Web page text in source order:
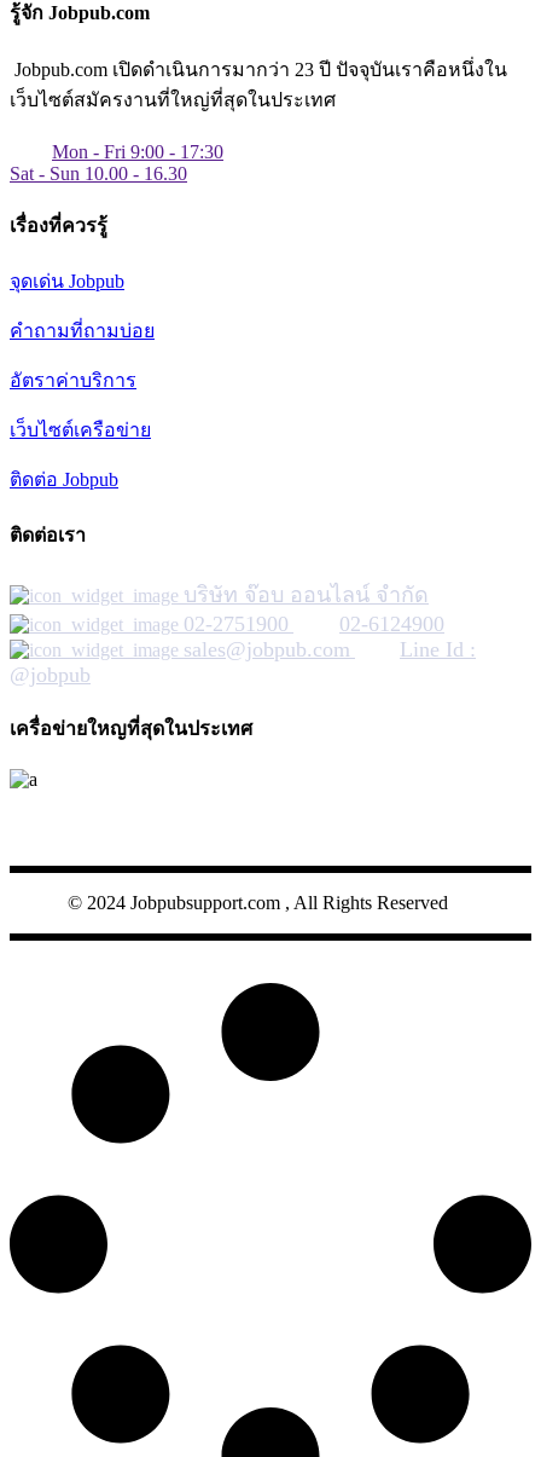
รู้จัก Jobpub.com
Jobpub.com เปิดดำเนินการมากว่า 23 ปี ปัจจุบันเราคือหนึ่งใน
เว็บไซต์สมัครงานที่ใหญ่ที่สุดในประเทศ
Mon - Fri 9:00 - 17:30
Sat - Sun 10.00 - 16.30
เรื่องที่ควรรู้
จุดเด่น Jobpub
คำถามที่ถามบ่อย
อัตราค่าบริการ
เว็บไซต์เครือข่าย
ติดต่อ Jobpub
ติดต่อเรา
บริษัท จ๊อบ ออนไลน์ จำกัด
02-2751900
02-6124900
sales@jobpub.com
Line Id :
@jobpub
เครื่อข่ายใหญที่สุดในประเทศ
© 2024 Jobpubsupport.com , All Rights Reserved